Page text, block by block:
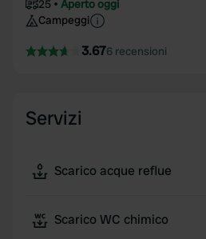
25
Aperto oggi
Campeggi
3.676 recensioni
Servizi
Scarico acque reflue
Scarico WC chimico